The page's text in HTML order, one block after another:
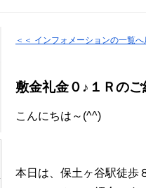
＜＜ インフォメーションの一覧へ
敷金礼金０♪１Ｒのご
こんにちは～(^^)
本日は、保土ヶ谷駅徒歩